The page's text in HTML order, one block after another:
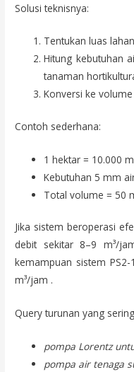
Solusi teknisnya:
Tentukan luas
Hitung kebutuhan
tanaman
Konversi ke volume
Contoh sederhana:
1 hektar = 10.000
Kebutuhan 5 mm
Total volume = 50
Jika sistem beroperasi
debit sekitar 8–9 m³/
kemampuan sistem
m³/jam .
Query turunan yang
pompa Lorentz
pompa air tenaga